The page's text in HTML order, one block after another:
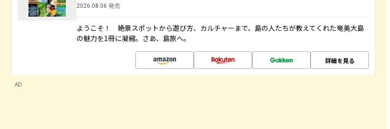
2026.08.06 発売
ようこそ！ 絶景スポットから遊び方、カルチャーまで、島の人たちが教えてくれた奄美大島
の魅力を1冊に凝縮。さあ、島旅へ。
詳細を見る
AD